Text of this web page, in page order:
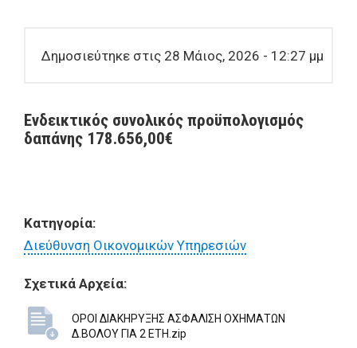
Δημοσιεύτηκε στις 28 Μάιος, 2026 - 12:27 μμ
Ενδεικτικός συνολικός προϋπολογισμός
δαπάνης 178.656,00€
Κατηγορία:
Διεύθυνση Οικονομικών Υπηρεσιών
Σχετικά Αρχεία:
ΟΡΟΙ ΔΙΑΚΗΡΥΞΗΣ ΑΣΦΑΛΙΣΗ ΟΧΗΜΑΤΩΝ
Δ.ΒΟΛΟΥ ΓΙΑ 2 ΕΤΗ.zip